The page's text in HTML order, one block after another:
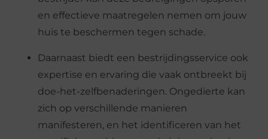
en effectieve maatregelen nemen om jouw
huis te beschermen tegen schade.
Daarnaast biedt een bestrijdingsservice ook
expertise en ervaring die vaak ontbreekt bij
doe-het-zelfbenaderingen. Ongedierte kan
zich op verschillende manieren
manifesteren, en het identificeren van het